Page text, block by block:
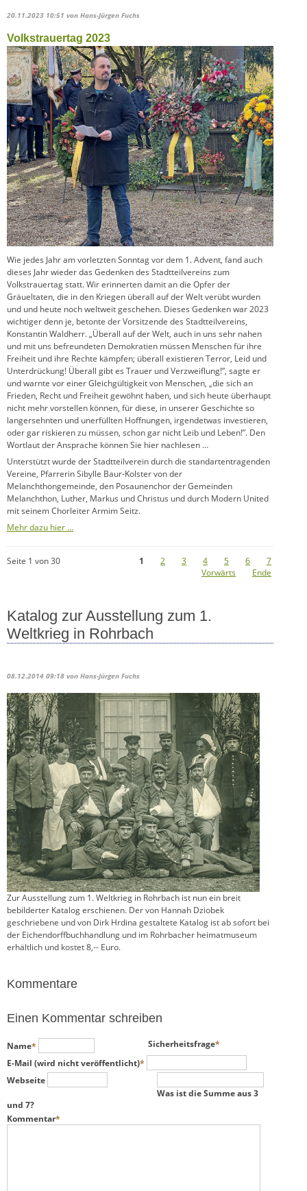
20.11.2023 10:51 von Hans-Jürgen Fuchs
Volkstrauertag 2023
Wie jedes Jahr am vorletzten Sonntag vor dem 1. Advent, fand auch
dieses Jahr wieder das Gedenken des Stadtteilvereins zum
Volkstrauertag statt. Wir erinnerten damit an die Opfer der
Gräueltaten, die in den Kriegen überall auf der Welt verübt wurden
und und heute noch weltweit geschehen. Dieses Gedenken war 2023
wichtiger denn je, betonte der Vorsitzende des Stadtteilvereins,
Konstantin Waldherr. „Überall auf der Welt, auch in uns sehr nahen
und mit uns befreundeten Demokratien müssen Menschen für ihre
Freiheit und ihre Rechte kämpfen; überall existieren Terror, Leid und
Unterdrückung! Überall gibt es Trauer und Verzweiflung!”, sagte er
und warnte vor einer Gleichgültigkeit von Menschen, „die sich an
Frieden, Recht und Freiheit gewöhnt haben, und sich heute überhaupt
nicht mehr vorstellen können, für diese, in unserer Geschichte so
langersehnten und unerfüllten Hoffnungen, irgendetwas investieren,
oder gar riskieren zu müssen, schon gar nicht Leib und Leben!”. Den
Wortlaut der Ansprache können Sie hier nachlesen …
Unterstützt wurde der Stadtteilverein durch die standartentragenden
Vereine, Pfarrerin Sibylle Baur-Kolster von der
Melanchthongemeinde, den Posaunenchor der Gemeinden
Melanchthon, Luther, Markus und Christus und durch Modern United
mit seinem Chorleiter Armim Seitz.
Mehr dazu hier …
Seite 1 von 30 1 2 3 4 5 6
7
Vorwärts
Ende
Katalog zur Ausstellung zum 1.
Weltkrieg in Rohrbach
08.12.2014 09:18 von Hans-Jürgen Fuchs
Zur Ausstellung zum 1. Weltkrieg in Rohrbach ist nun ein breit
bebilderter Katalog erschienen. Der von Hannah Dziobek
geschriebene und von Dirk Hrdina gestaltete Katalog ist ab sofort bei
der Eichendorffbuchhandlung und im Rohrbacher heimatmuseum
erhältlich und kostet 8,-- Euro.
Kommentare
Einen Kommentar schreiben
Pflichtfeld
Name*
Pflichtfeld
E-Mail (wird nicht veröffentlicht)*
Webseite
Pflichtfeld
Sicherheitsfrage*
Was ist die Summe aus 3
und 7?
Pflichtfeld
Kommentar*